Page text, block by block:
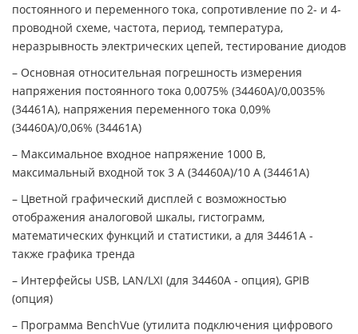
постоянного и переменного тока, сопротивление по 2- и 4-
проводной схеме, частота, период, температура,
неразрывность электрических цепей, тестирование диодов
– Основная относительная погрешность измерения
напряжения постоянного тока 0,0075% (34460A)/0,0035%
(34461A), напряжения переменного тока 0,09%
(34460A)/0,06% (34461A)
– Максимальное входное напряжение 1000 В,
максимальный входной ток 3 А (34460A)/10 A (34461A)
– Цветной графический дисплей с возможностью
отображения аналоговой шкалы, гистограмм,
математических функций и статистики, а для 34461A -
также графика тренда
– Интерфейсы USB, LAN/LXI (для 34460A - опция), GPIB
(опция)
– Программа BenchVue (утилита подключения цифрового